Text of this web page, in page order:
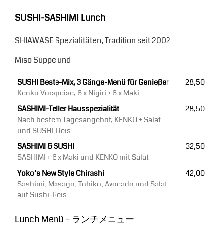
SUSHI-SASHIMI Lunch
SHIAWASE Spezialitäten, Tradition seit 2002
Miso Suppe und
SUSHI Beste-Mix, 3 Gänge-Menü für Genießer
Kenko Vorspeise, 6 x Nigiri + 6 x Maki
28,50
SASHIMI-Teller Hausspezialität
Nach bestem Tagesangebot, KENKO + Salat
und SUSHI-Reis
28,50
SASHIMI & SUSHI
SASHIMI + 6 x Maki und KENKO mit Salat
32,50
Yoko’s New Style Chirashi
Sashimi, Masago, Tobiko, Avocado und Salat
auf Sushi-Reis
42,00
Lunch Menü – ランチメニュー